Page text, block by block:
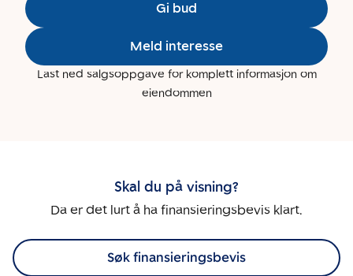
Gi bud
Meld interesse
Last ned salgsoppgave for komplett informasjon om
eiendommen
Skal du på visning?
Da er det lurt å ha finansieringsbevis klart.
Søk finansieringsbevis